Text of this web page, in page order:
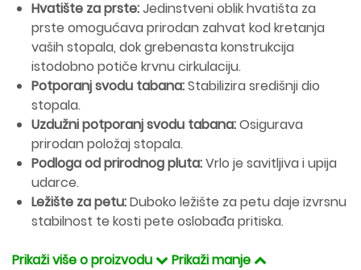
Hvatište za prste:Jedinstveni oblik hvatišta za
prste omogućava prirodan zahvat kod kretanja
vaših stopala, dok grebenasta konstrukcija
istodobno potiče krvnu cirkulaciju.
Potporanj svodu tabana:Stabilizira središnji dio
stopala.
Uzdužni potporanj svodu tabana:Osigurava
prirodan položaj stopala.
Podloga od prirodnog pluta:Vrlo je savitljiva i upija
udarce.
Ležište za petu:Duboko ležište za petu daje izvrsnu
stabilnost te kosti pete oslobađa pritiska.
Prikaži više o proizvodu Prikaži manje